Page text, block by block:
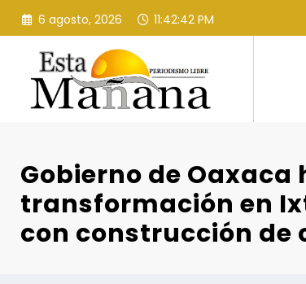
Saltar
contenido
6 agosto, 2026 11:42:43 PM
Gobierno de
transformación en
con construcción de